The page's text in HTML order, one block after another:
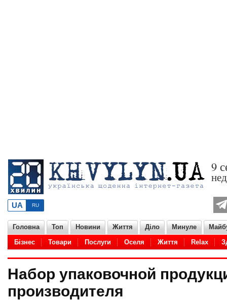
9
Головна Топ Новини Життя Діло Минуле
Бізнес
Товари Послуги Оселя Життя Relax
Adult Кухня Hi-Tech IT Дело Авто Товары
Набор упаковочной
производителя